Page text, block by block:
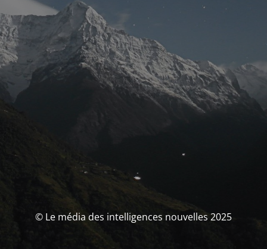
© Le média des intelligences nouvelles 2025